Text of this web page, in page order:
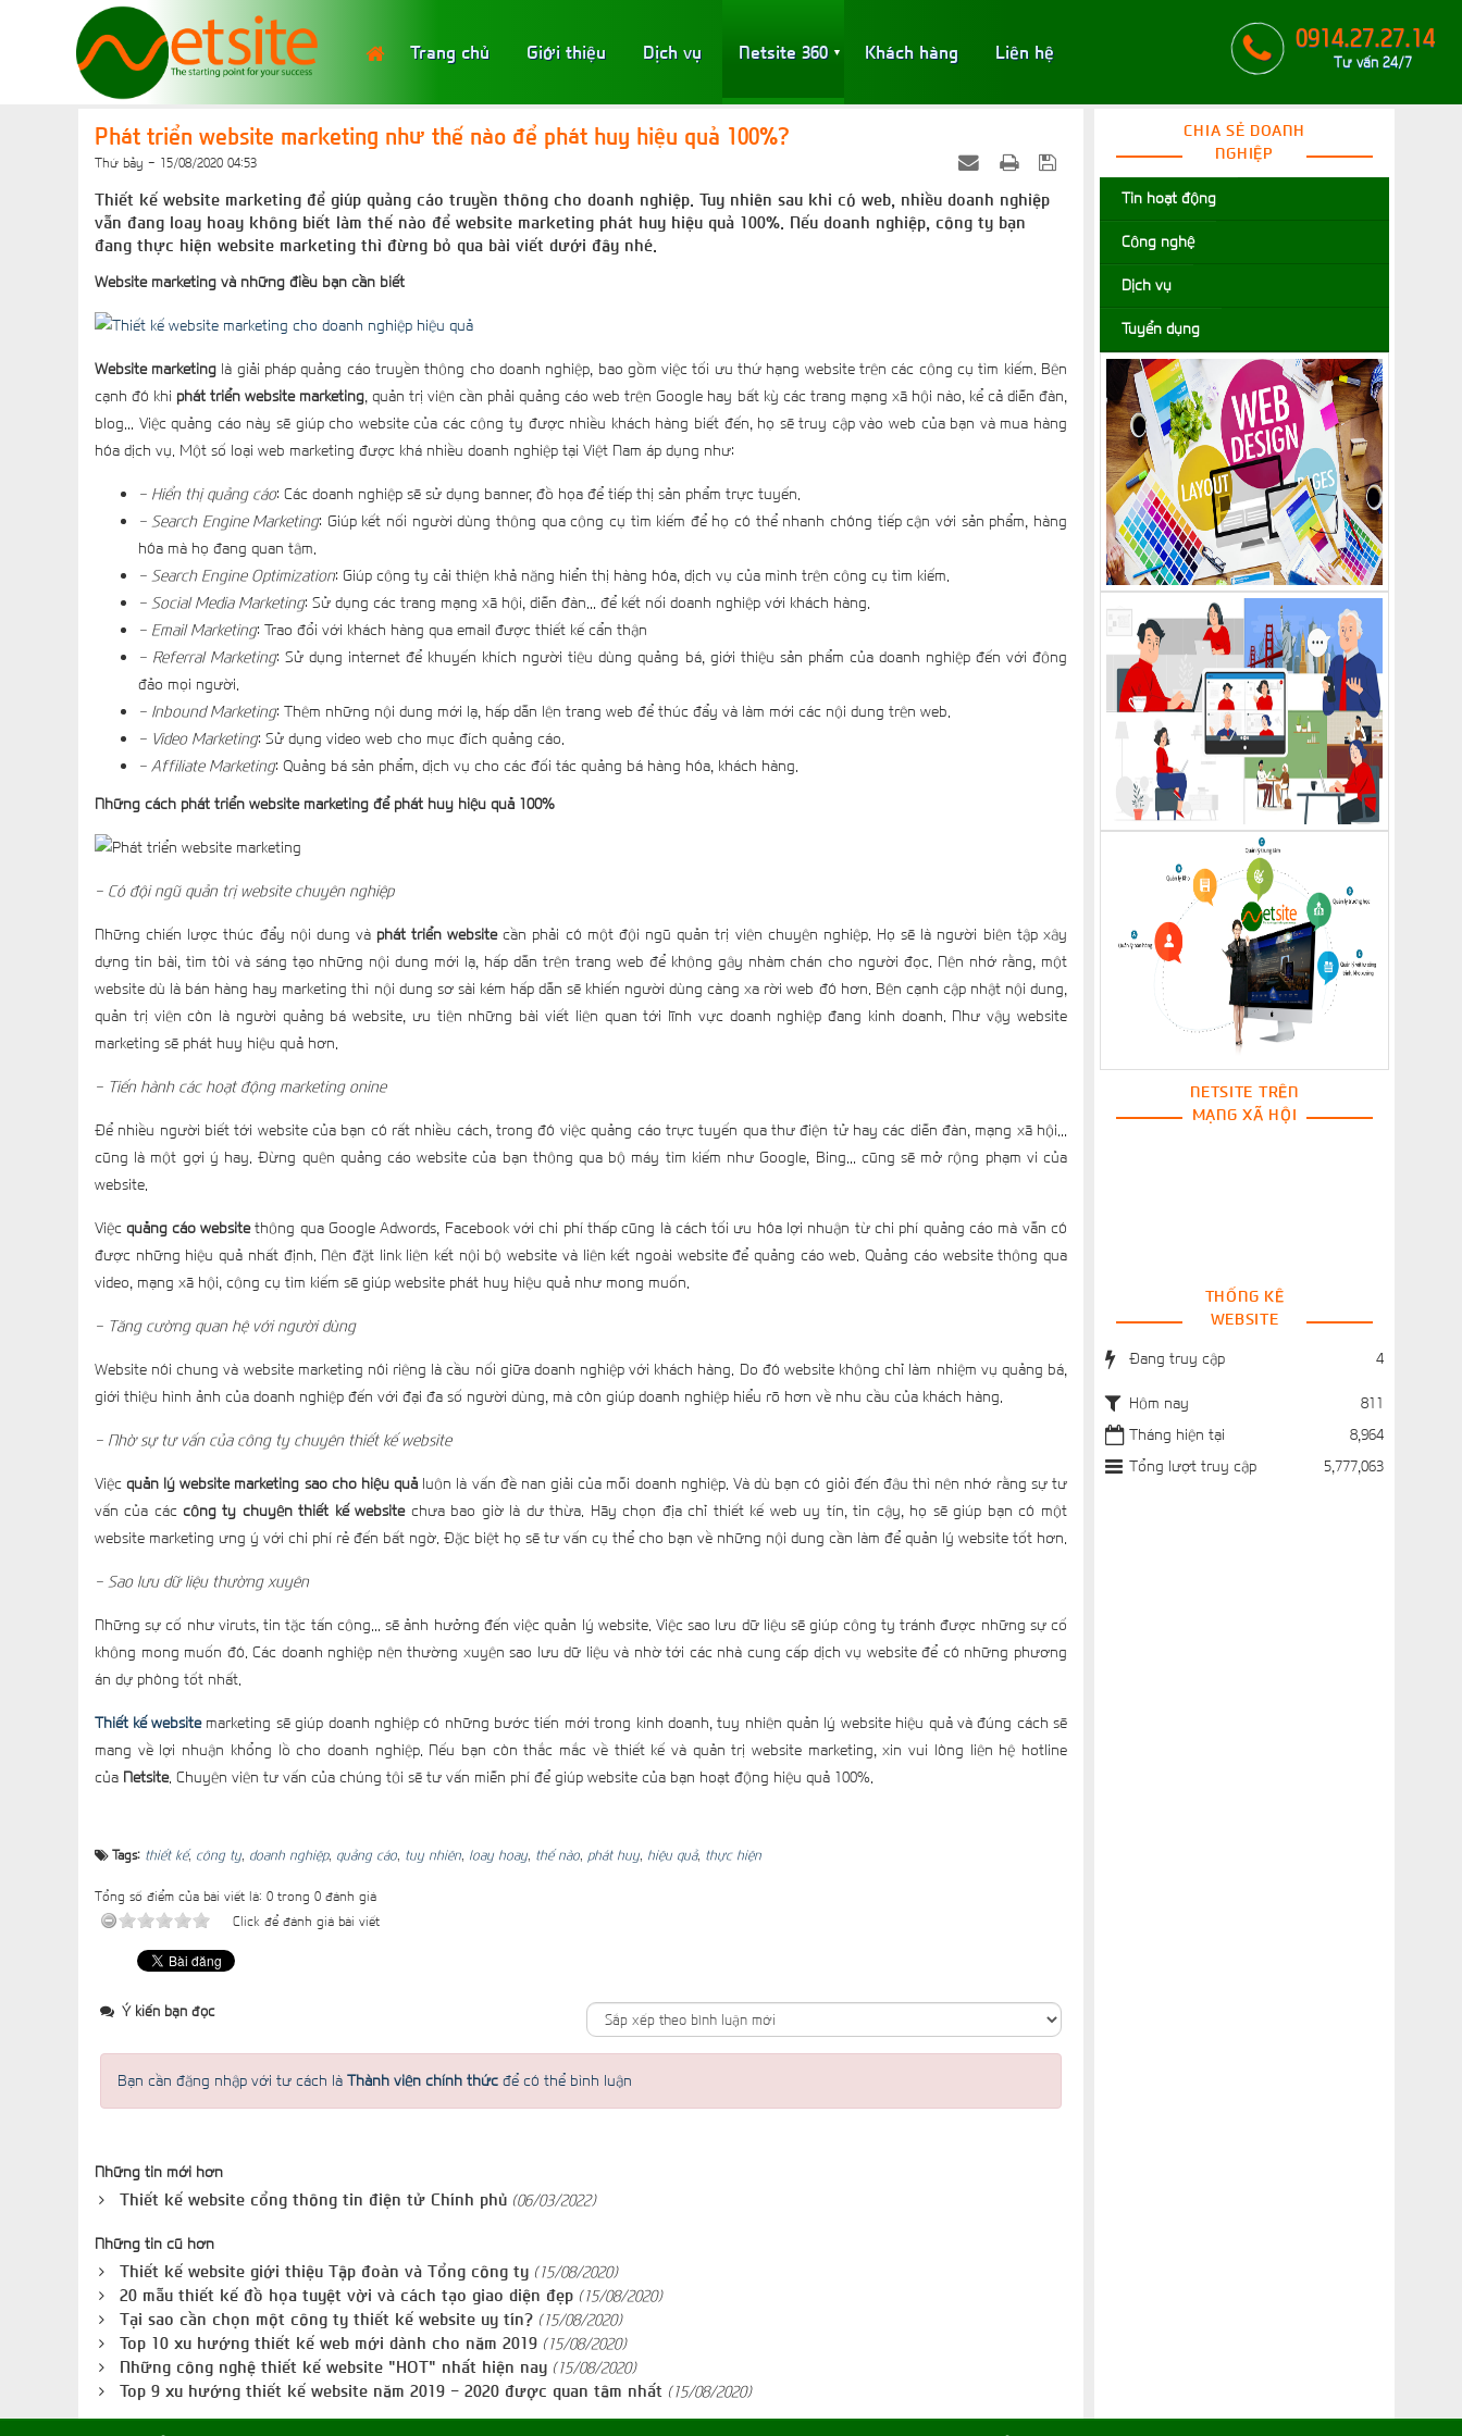
Trang chủ Giới thiệu Dịch vụ Netsite 360 ▼ Khách hàng Liên hệ 0914.27.27.14
Tư vấn 24/7
Phát triển website marketing như thế nào để phát huy hiệu quả 100%?
Thứ bảy - 15/08/2020 04:53
Thiết kế website marketing để giúp quảng cáo truyền thông cho doanh nghiệp. Tuy nhiên sau khi có web, nhiều doanh nghiệp
vẫn đang loay hoay không biết làm thế nào để website marketing phát huy hiệu quả 100%. Nếu doanh nghiệp, công ty bạn
đang thực hiện website marketing thì đừng bỏ qua bài viết dưới đây nhé.
Website marketing và những điều bạn cần biết
Website marketing là giải pháp quảng cáo truyền thông cho doanh nghiệp, bao gồm việc tối ưu thứ hạng website trên các công cụ tìm kiếm. Bên
cạnh đó khi phát triển website marketing, quản trị viên cần phải quảng cáo web trên Google hay bất kỳ các trang mạng xã hội nào, kể cả diễn đàn,
blog... Việc quảng cáo này sẽ giúp cho website của các công ty được nhiều khách hàng biết đến, họ sẽ truy cập vào web của bạn và mua hàng
hóa dịch vụ. Một số loại web marketing được khá nhiều doanh nghiệp tại Việt Nam áp dụng như:
- Hiển thị quảng cáo: Các doanh nghiệp sẽ sử dụng banner, đồ họa để tiếp thị sản phẩm trực tuyến.
- Search Engine Marketing: Giúp kết nối người dùng thông qua công cụ tìm kiếm để họ có thể nhanh chóng tiếp cận với sản phẩm, hàng
hóa mà họ đang quan tâm.
- Search Engine Optimization: Giúp công ty cải thiện khả năng hiển thị hàng hóa, dịch vụ của mình trên công cụ tìm kiếm.
- Social Media Marketing: Sử dụng các trang mạng xã hội, diễn đàn... để kết nối doanh nghiệp với khách hàng.
- Email Marketing: Trao đổi với khách hàng qua email được thiết kế cẩn thận
- Referral Marketing: Sử dụng internet để khuyến khích người tiêu dùng quảng bá, giới thiệu sản phẩm của doanh nghiệp đến với đông
đảo mọi người.
- Inbound Marketing: Thêm những nội dung mới lạ, hấp dẫn lên trang web để thúc đẩy và làm mới các nội dung trên web.
- Video Marketing: Sử dụng video web cho mục đích quảng cáo.
- Affiliate Marketing: Quảng bá sản phẩm, dịch vụ cho các đối tác quảng bá hàng hóa, khách hàng.
Những cách phát triển website marketing để phát huy hiệu quả 100%
- Có đội ngũ quản trị website chuyên nghiệp
Những chiến lược thúc đẩy nội dung và phát triển websitecần phải có một đội ngũ quản trị viên chuyên nghiệp. Họ sẽ là người biên tập xây
dựng tin bài, tìm tòi và sáng tạo những nội dung mới lạ, hấp dẫn trên trang web để không gây nhàm chán cho người đọc. Nên nhớ rằng, một
website dù là bán hàng hay marketing thì nội dung sơ sài kém hấp dẫn sẽ khiến người dùng càng xa rời web đó hơn. Bên cạnh cập nhật nội dung,
quản trị viên còn là người quảng bá website, ưu tiên những bài viết liên quan tới lĩnh vực doanh nghiệp đang kinh doanh. Như vậy website
marketing sẽ phát huy hiệu quả hơn.
- Tiến hành các hoạt động marketing onine
Để nhiều người biết tới website của bạn có rất nhiều cách, trong đó việc quảng cáo trực tuyến qua thư điện tử hay các diễn đàn, mạng xã hội...
cũng là một gợi ý hay. Đừng quên quảng cáo website của bạn thông qua bộ máy tìm kiếm như Google, Bing... cũng sẽ mở rộng phạm vi của
website.
Việc quảng cáo websitethông qua Google Adwords, Facebook với chi phí thấp cũng là cách tối ưu hóa lợi nhuận từ chi phí quảng cáo mà vẫn có
được những hiệu quả nhất định. Nên đặt link liên kết nội bộ website và liên kết ngoài website để quảng cáo web. Quảng cáo website thông qua
video, mạng xã hội, công cụ tìm kiếm sẽ giúp website phát huy hiệu quả như mong muốn.
- Tăng cường quan hệ với người dùng
Website nói chung và website marketing nói riêng là cầu nối giữa doanh nghiệp với khách hàng. Do đó website không chỉ làm nhiệm vụ quảng bá,
giới thiệu hình ảnh của doanh nghiệp đến với đại đa số người dùng, mà còn giúp doanh nghiệp hiểu rõ hơn về nhu cầu của khách hàng.
- Nhờ sự tư vấn của công ty chuyên thiết kế website
Việc quản lý website marketing sao cho hiệu quả luôn là vấn đề nan giải của mỗi doanh nghiệp. Và dù bạn có giỏi đến đâu thì nên nhớ rằng sự tư
vấn của các công ty chuyên thiết kế websitechưa bao giờ là dư thừa. Hãy chọn địa chỉ thiết kế web uy tín, tin cậy, họ sẽ giúp bạn có một
website marketing ưng ý với chi phí rẻ đến bất ngờ. Đặc biệt họ sẽ tư vấn cụ thể cho bạn về những nội dung cần làm để quản lý website tốt hơn.
- Sao lưu dữ liệu thường xuyên
Những sự cố như viruts, tin tặc tấn công... sẽ ảnh hưởng đến việc quản lý website. Việc sao lưu dữ liệu sẽ giúp công ty tránh được những sự cố
không mong muốn đó. Các doanh nghiệp nên thường xuyên sao lưu dữ liệu và nhờ tới các nhà cung cấp dịch vụ website để có những phương
án dự phòng tốt nhất.
Thiết kế websitemarketing sẽ giúp doanh nghiệp có những bước tiến mới trong kinh doanh, tuy nhiên quản lý website hiệu quả và đúng cách sẽ
mang về lợi nhuận khổng lồ cho doanh nghiệp. Nếu bạn còn thắc mắc về thiết kế và quản trị website marketing, xin vui lòng liên hệ hotline
của Netsite. Chuyên viên tư vấn của chúng tôi sẽ tư vấn miễn phí để giúp website của bạn hoạt động hiệu quả 100%.
Tags: thiết kế, công ty, doanh nghiệp, quảng cáo, tuy nhiên, loay hoay, thế nào, phát huy, hiệu quả, thực hiện
Tổng số điểm của bài viết là: 0 trong 0 đánh giá
Click để đánh giá bài viết
Ý kiến bạn đọc
Bạn cần đăng nhập với tư cách là Thành viên chính thức để có thể bình luận
Những tin mới hơn
Thiết kế website cổng thông tin điện tử Chính phủ (06/03/2022)
Những tin cũ hơn
Thiết kế website giới thiệu Tập đoàn và Tổng công ty (15/08/2020)
20 mẫu thiết kế đồ họa tuyệt vời và cách tạo giao diện đẹp (15/08/2020)
Tại sao cần chọn một công ty thiết kế website uy tín? (15/08/2020)
Top 10 xu hướng thiết kế web mới dành cho năm 2019 (15/08/2020)
Những công nghệ thiết kế website "HOT" nhất hiện nay (15/08/2020)
Top 9 xu hướng thiết kế website năm 2019 - 2020 được quan tâm nhất (15/08/2020)
CHIA SẺ DOANH
NGHIỆP
Tin hoạt động
Công nghệ
Dịch vụ
Tuyển dụng
NETSITE TRÊN
MẠNG XÃ HỘI
THỐNG KÊ
WEBSITE
Đang truy cập
4
Hôm nay
811
Tháng hiện tại
8,964
Tổng lượt truy cập
5,777,063